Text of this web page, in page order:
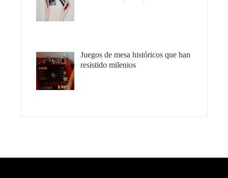
Juegos de mesa históricos que han
resistido milenios